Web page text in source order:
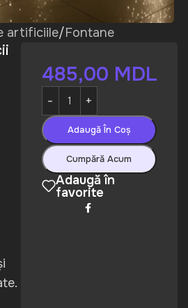
artificiile/Fontane
485,00 MDL
Adaugă În Coș
Cumpără Acum
Adaugă în
favorite